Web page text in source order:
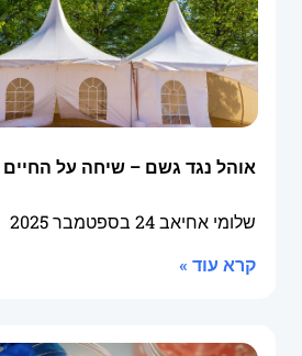
אוהל נגד גשם – שיחה על
שלומי אחיאב24 בספטמבר 2025
קרא עוד »